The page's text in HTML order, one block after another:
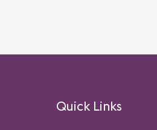
Quick Links